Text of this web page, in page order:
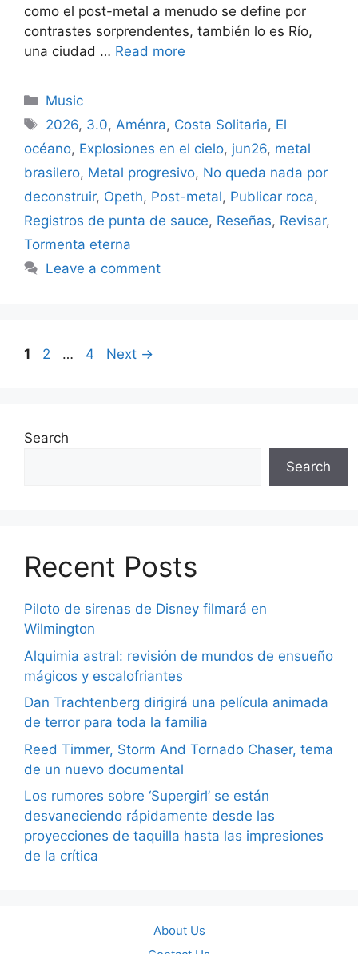
como el post-metal a menudo se define por
contrastes sorprendentes, también lo es Río,
una ciudad … Read more
Categories
Music
Tags
2026, 3.0,Aménra, Costa Solitaria, El
océano, Explosiones en el cielo, jun26, metal
brasilero, Metal progresivo, No queda nada por
deconstruir, Opeth, Post-metal, Publicar roca,
Registros de punta de sauce, Reseñas, Revisar,
Tormenta eterna
Leave a comment
Page
1 Page
2 … Page
4 Next →
Search
Search
Recent Posts
Piloto de sirenas de Disney filmará en
Wilmington
Alquimia astral: revisión de mundos de ensueño
mágicos y escalofriantes
Dan Trachtenberg dirigirá una película animada
de terror para toda la familia
Reed Timmer, Storm And Tornado Chaser, tema
de un nuevo documental
Los rumores sobre ‘Supergirl’ se están
desvaneciendo rápidamente desde las
proyecciones de taquilla hasta las impresiones
de la crítica
About Us